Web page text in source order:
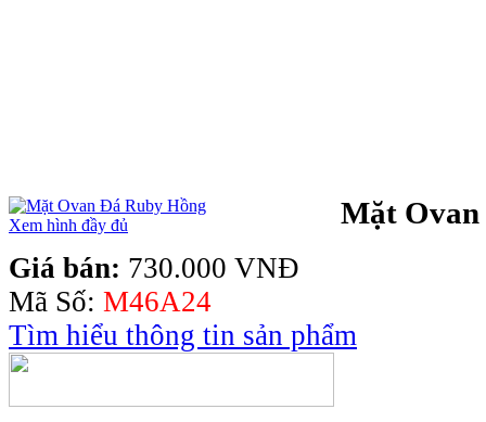
Xem hình đầy đủ Mặt
Giá bán: 730.000 VNĐ
Mã Số: M46A24
Tìm hiểu thông tin sản phẩm